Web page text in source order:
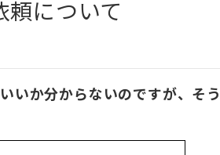
頼について
いか分からないのですが、そ